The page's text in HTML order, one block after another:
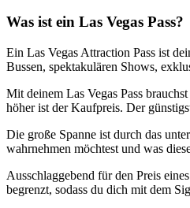
Was ist ein Las Vegas Pass?
Ein Las Vegas Attraction Pass ist
Bussen, spektakulären Shows,
Mit deinem Las Vegas Pass
höher ist der Kaufpreis. Der
Die große Spanne ist durch das
wahrnehmen möchtest und was
Ausschlaggebend für den Preis
begrenzt, sodass du dich mit dem